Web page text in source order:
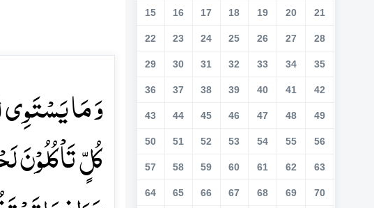
وَ مَا
کُلٍّ تَاۡکُلُوۡنَ
15 16 17 18 19 20 21
22 23 24 25 26 27 28
29 30 31 32 33 34 35
36 37 38 39 40 41 42
43 44 45 46 47 48 49
50 51 52 53 54 55 56
57 58 59 60 61 62 63
64 65 66 67 68 69 70